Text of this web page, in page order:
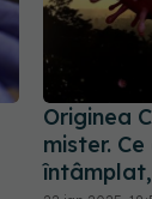
Originea
mister.